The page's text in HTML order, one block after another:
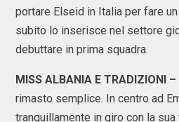
portare Elseid in Italia per fare
subito lo inserisce nel settore
debuttare in prima squadra.
MISS ALBANIA E TRADIZIONI –
rimasto semplice. In centro ad
tranquillamente in giro con la